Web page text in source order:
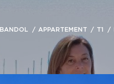
BANDOL APPARTEMENT T1